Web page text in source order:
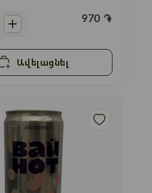
970 ֏
Ավելացնել